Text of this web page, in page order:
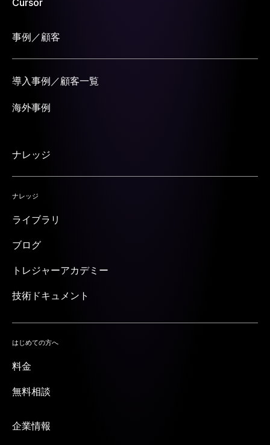
Cursor
事例／顧客
導入事例／顧客一覧
海外事例
ナレッジ
ナレッジ
ライブラリ
ブログ
トレジャーアカデミー
技術ドキュメント
はじめての方へ
料金
無料相談
企業情報